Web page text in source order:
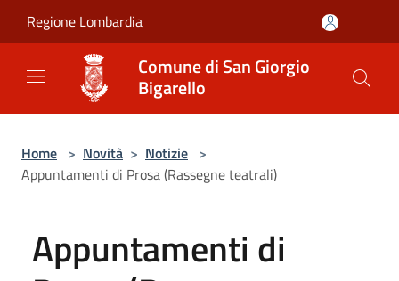
Regione Lombardia
Comune di San Giorgio
Bigarello
Home > Novità > Notizie >
Appuntamenti di Prosa (Rassegne teatrali)
Appuntamenti di